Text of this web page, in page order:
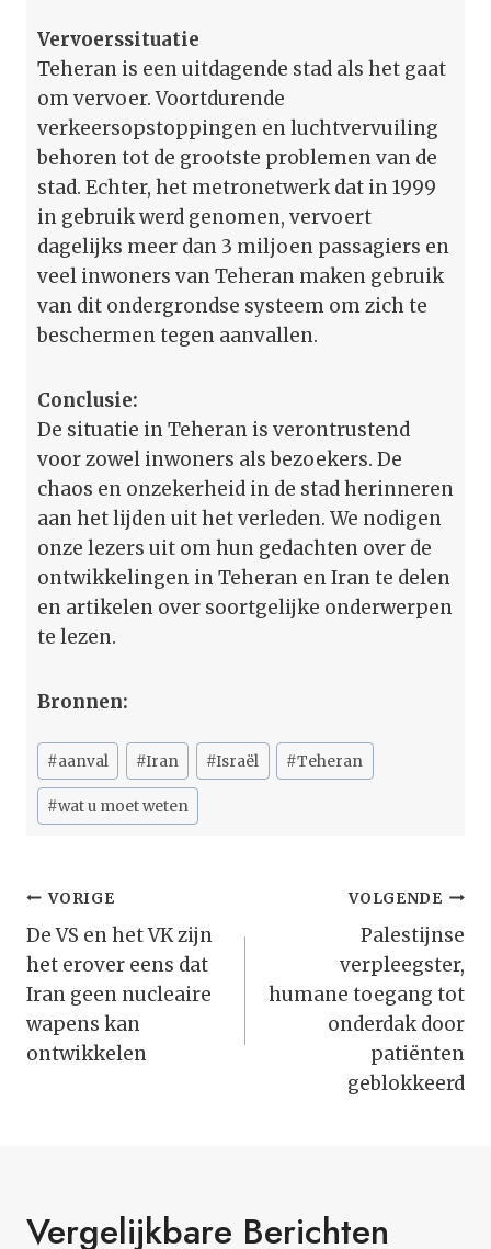
Vervoerssituatie
Teheran is een uitdagende stad als het gaat
om vervoer. Voortdurende
verkeersopstoppingen en luchtvervuiling
behoren tot de grootste problemen van de
stad. Echter, het metronetwerk dat in 1999
in gebruik werd genomen, vervoert
dagelijks meer dan 3 miljoen passagiers en
veel inwoners van Teheran maken gebruik
van dit ondergrondse systeem om zich te
beschermen tegen aanvallen.
Conclusie:
De situatie in Teheran is verontrustend
voor zowel inwoners als bezoekers. De
chaos en onzekerheid in de stad herinneren
aan het lijden uit het verleden. We nodigen
onze lezers uit om hun gedachten over de
ontwikkelingen in Teheran en Iran te delen
en artikelen over soortgelijke onderwerpen
te lezen.
Bronnen:
Bericht
tags:
#aanval #Iran #Israël #Teheran
#wat u moet weten
Bericht
Navigatie
VORIGE
De VS en het VK zijn
het erover eens dat
Iran geen nucleaire
wapens kan
ontwikkelen
VOLGENDE
Palestijnse
verpleegster,
humane toegang tot
onderdak door
patiënten
geblokkeerd
Vergelijkbare Berichten